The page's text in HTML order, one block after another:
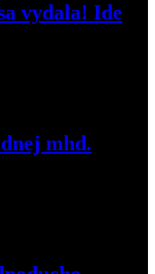
vydala! Ide
mhd.